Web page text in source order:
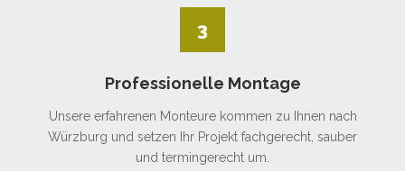
3
Professionelle Montage
Unsere erfahrenen Monteure kommen zu Ihnen nach
Würzburg und setzen Ihr Projekt fachgerecht, sauber
und termingerecht um.